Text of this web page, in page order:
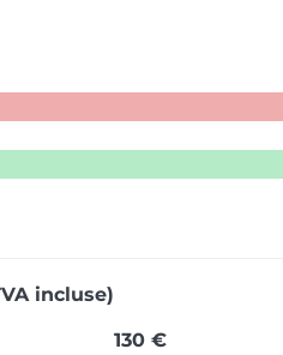
incluse)
130 €